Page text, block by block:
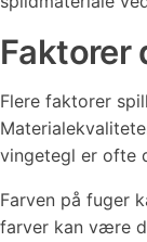
Faktorer
Flere faktorer
vingetegl er ofte
Farven på fuger
farver kan være